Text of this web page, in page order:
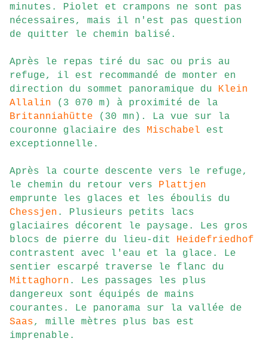
minutes. Piolet et crampons ne sont pas
nécessaires, mais il n'est pas question
de quitter le chemin balisé.
Après le repas tiré du sac ou pris au
refuge, il est recommandé de monter en
direction du sommet panoramique du Klein
Allalin (3 070 m) à proximité de la
Britanniahütte (30 mn). La vue sur la
couronne glaciaire des Mischabel est
exceptionnelle.
Après la courte descente vers le refuge,
le chemin du retour vers Plattjen
emprunte les glaces et les éboulis du
Chessjen . Plusieurs petits lacs
glaciaires décorent le paysage. Les gros
blocs de pierre du lieu-dit Heidefriedhof
contrastent avec l'eau et la glace. Le
sentier escarpé traverse le flanc du
Mittaghorn . Les passages les plus
dangereux sont équipés de mains
courantes. Le panorama sur la vallée de
Saas, mille mètres plus bas est
imprenable.